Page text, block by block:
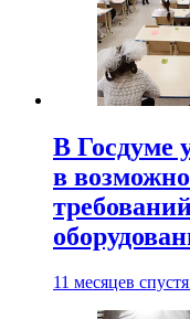
В Госдуме
в
11 месяцев спустя